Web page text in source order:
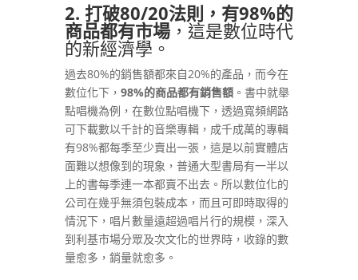
2. 打破80/20法則，有98%的
商品都有市場，這是數位時代
的新經濟學。
過去80%的銷售額都來自20%的產品，而今在
數位化下， 98%的商品都有銷售額。書中就舉
點唱機為例，在數位點唱機下，透過寬頻網路
可下載數以千計的音樂專輯，成千成萬的專輯
有98%都每季至少賣出一張，這是以前實體店
面難以想像到的現象，普通大型書局有一半以
上的書每季連一本都賣不出去。所以數位化的
公司在幾乎無須包裝成本，而且可即時取得的
情況下，唱片數量遠超過唱片行的規模，深入
到利基市場分眾及次文化的世界時，收錄的數
量愈多，銷量就愈多。